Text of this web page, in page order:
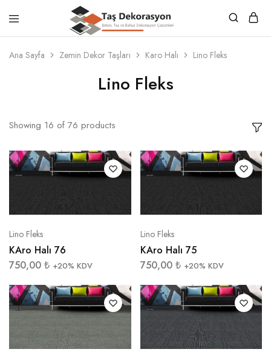
Taş
Dekorasyon
Beton,
Taş
ve
Ana Sayfa Zemin Dekor Taşları Karo Halı Lino Fleks
Lino Fleks
Showing 16 of 76 products
Lino Fleks
KAro Halı 76
750,00 ₺ +20% KDV
Lino Fleks
KAro Halı 75
750,00 ₺ +20% KDV